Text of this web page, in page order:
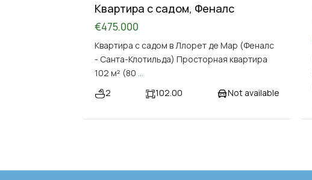
Квартира с садом, Феналс
€475.000
Квартира с садом в Ллорет де Мар (Феналс
- Санта-Клотильда) Просторная квартира
102 м² (80
2
102.00 Not available